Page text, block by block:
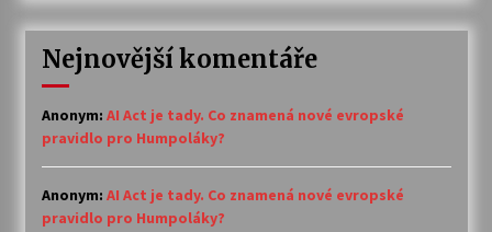
Nejnovější komentáře
Anonym: AI Act je tady. Co znamená nové evropské
pravidlo pro Humpoláky?
Anonym: AI Act je tady. Co znamená nové evropské
pravidlo pro Humpoláky?